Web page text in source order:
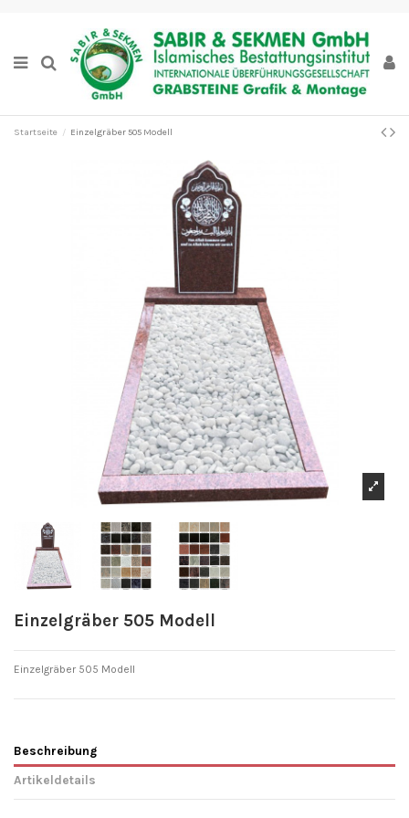
Startseite Einzelgräber 505 Modell
Einzelgräber 505 Modell
Einzelgräber 505 Modell
Beschreibung
Artikeldetails